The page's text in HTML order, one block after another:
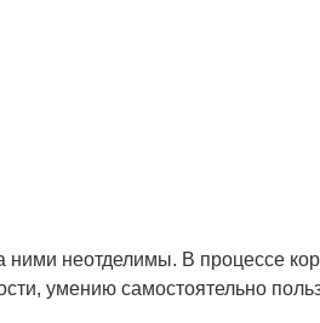
ними неотделимы. В процессе
умению самостоятельно